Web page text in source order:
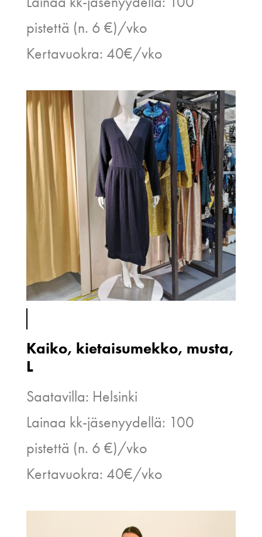
pistettä (n. 6 €)/vko
Kertavuokra: 40€/vko
Kaiko, kietaisumekko, musta,
L
Saatavilla: Helsinki
Lainaa kk-jäsenyydellä: 100
pistettä (n. 6 €)/vko
Kertavuokra: 40€/vko